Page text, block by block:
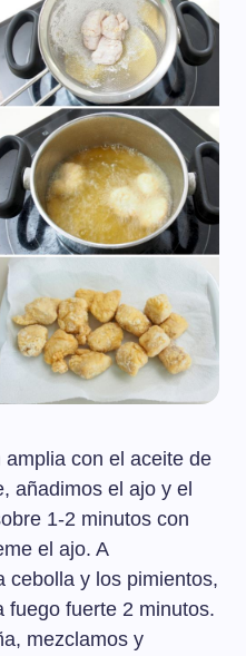
con el aceite de
añadimos el ajo y el
1-2 minutos con
el ajo. A
cebolla y los pimientos,
fuego fuerte 2 minutos.
mezclamos y